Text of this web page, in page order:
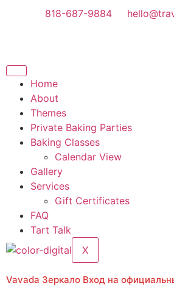
818-687-9884
Home
About
Themes
Private Baking Parties
Baking Classes
Calendar View
Gallery
Services
Gift Certificates
FAQ
Tart Talk
X
Vavada Зеркало Вход на